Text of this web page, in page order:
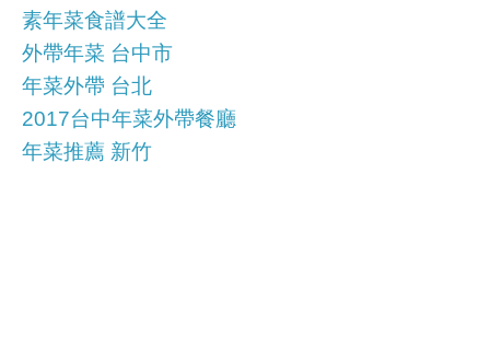
素年菜食譜大全
外帶年菜 台中市
年菜外帶 台北
2017台中年菜外帶餐廳
年菜推薦 新竹